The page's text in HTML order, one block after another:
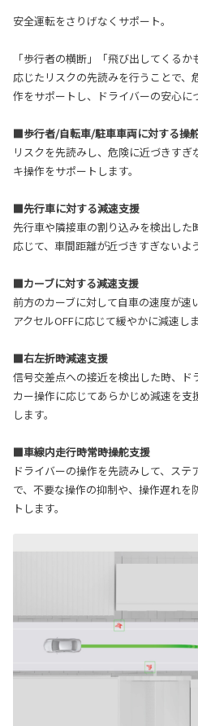
安全運転をさりげなくサポート。
「歩行者の横断」「飛び出してくる
応じたリスクの先読みを行うことで
作をサポートし、ドライバーの安心に
■歩行者/自転車/駐車車両に対する操
リスクを先読みし、危険に近づきす
キ操作をサポートします。
■先行車に対する減速支援
先行車や隣接車の割り込みを検出した
応じて、車間距離が近づきすぎないよ
■カーブに対する減速支援
前方のカーブに対して自車の速度が
アクセルOFFに応じて緩やかに減速しま
■右左折時減速支援
信号交差点への接近を検出した時、ド
カー操作に応じてあらかじめ減速を
します。
■車線内走行時常時操舵支援
ドライバーの操作を先読みして、ス
で、不要な操作の抑制や、操作遅れを
トします。